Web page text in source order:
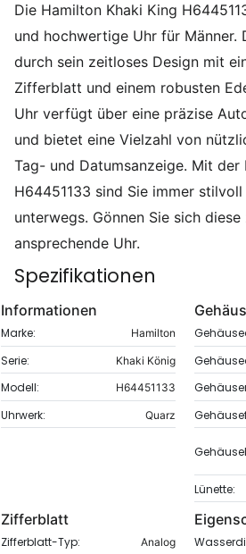
Die Hamilton Khaki King
und hochwertige Uhr für Männer.
durch sein zeitloses Design mit
Zifferblatt und einem robusten
Uhr verfügt über eine präzise
und bietet eine Vielzahl von
Tag- und Datumsanzeige. Mit der
H64451133 sind Sie immer
unterwegs. Gönnen Sie sich
ansprechende Uhr.
Spezifikationen
Informationen
Marke: Hamilton
Serie: Khaki König
Modell: H64451133
Uhrwerk: Quarz
Lünette:
Zifferblatt
Zifferblatt-Typ: Analog